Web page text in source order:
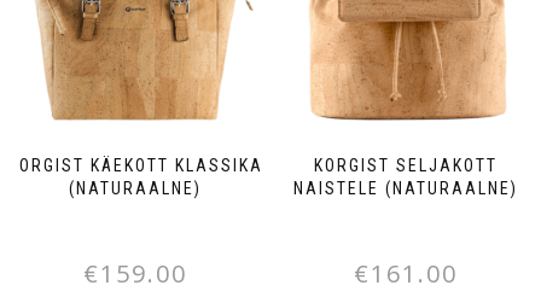
KORGIST KÄEKOTT KLASSIKA
(NATURAALNE)
€159.00
KORGIST SELJAKOTT
NAISTELE (NATURAALNE)
€161.00